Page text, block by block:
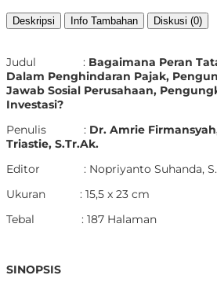
Deskripsi Info Tambahan Diskusi (0)
Judul : Bagaimana Peran
Dalam Penghindaran Pajak,
Jawab Sosial Perusahaan,
Investasi?
Penulis : Dr. Amrie
Triastie, S.Tr.Ak.
Editor : Nopriyanto Suhanda,
Ukuran : 15,5 x 23 cm
Tebal : 187 Halaman
SINOPSIS